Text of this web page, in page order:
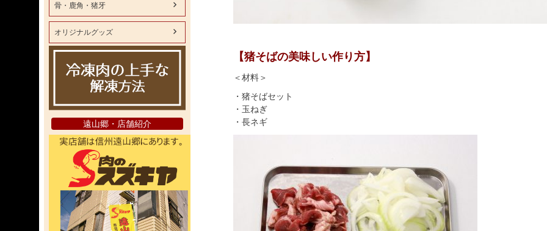
骨・鹿角・猪牙
オリジナルグッズ
遠山郷・店舗紹介
【猪そばの美味しい作り方】
＜材料＞
・猪そばセット
・玉ねぎ
・長ネギ